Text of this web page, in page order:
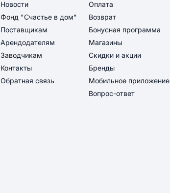
Новости
Фонд "Счастье в дом"
Поставщикам
Арендодателям
Заводчикам
Контакты
Обратная связь
Оплата
Возврат
Бонусная программа
Магазины
Скидки и акции
Бренды
Мобильное приложение
Вопрос-ответ